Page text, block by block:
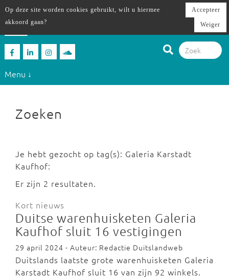
Menu ↓
Zoeken
Je hebt gezocht op tag(s): Galeria Karstadt
Kaufhof:
Er zijn 2 resultaten.
Kort nieuws
Duitse warenhuisketen Galeria
Kaufhof sluit 16 vestigingen
29 april 2024 - Auteur: Redactie Duitslandweb
Duitslands laatste grote warenhuisketen Galeria
Karstadt Kaufhof sluit 16 van zijn 92 winkels.
Op deze site worden cookies gebruikt, wilt u hiermee
akkoord gaan?
Accepteer
Weiger